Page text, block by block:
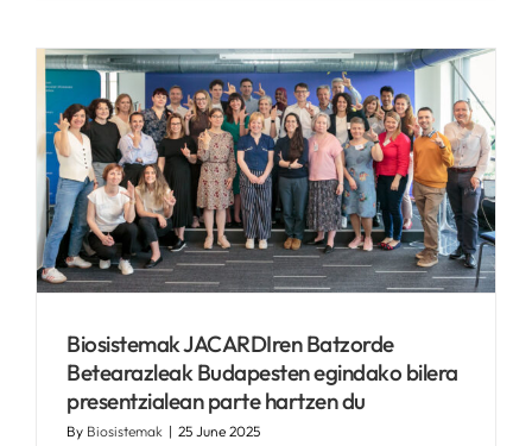
Biosistemak JACARDIren Batzorde
Betearazleak Budapesten egindako bilera
presentzialean parte hartzen du
By Biosistemak | 25 June 2025